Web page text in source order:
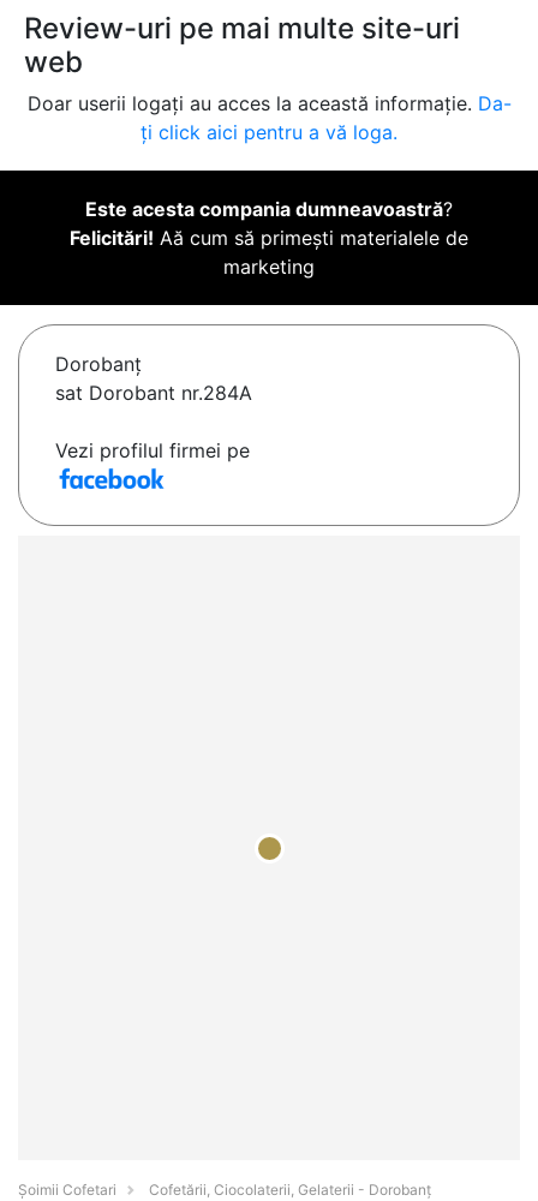
Review-uri pe mai multe site-uri
web
Doar userii logați au acces la această informație. Da-
ți click aici pentru a vă loga.
Este acesta compania dumneavoastră?
Felicitări! Aă cum să primești materialele de
marketing
Dorobanţ
sat Dorobant nr.284A
Vezi profilul firmei pe
Șoimii Cofetari
Cofetării, Ciocolaterii, Gelaterii - Dorobanţ